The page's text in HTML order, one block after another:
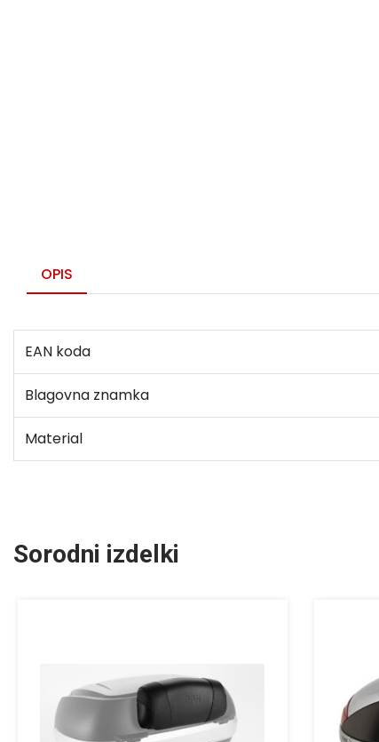
OPIS
EAN koda
Blagovna znamka
Material
Sorodni izdelki